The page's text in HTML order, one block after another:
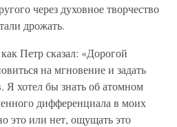
через духовное творчество
дрожать.
Петр сказал: «Дорогой
на мгновение и задать
Я хотел бы знать об атомном
дифференциала в моих
это или нет, ощущать это